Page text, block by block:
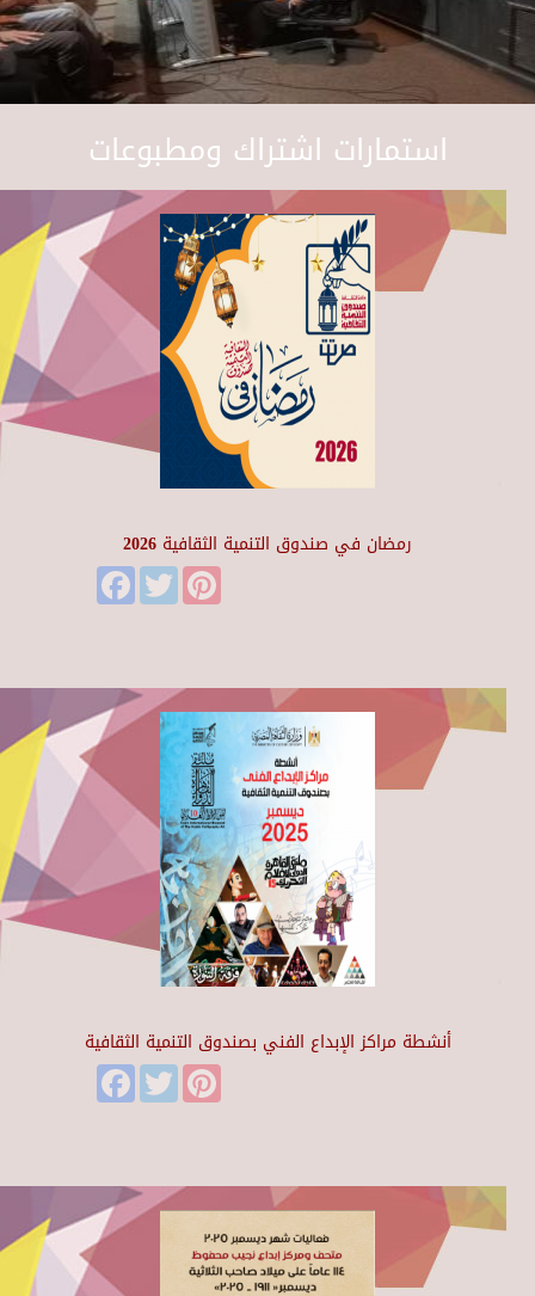
استمارات اشتراك ومطبوعات
رمضان في صندوق التنمية الثقافية 2026
FacebookTwitter
أنشطة مراكز الإبداع الفني بصندوق التنمية الثقافية
FacebookTwitter